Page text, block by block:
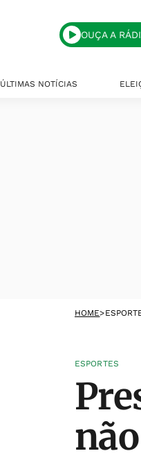
OUÇA A
ÚLTIMAS NOTÍCIAS
HOME>
ESPORTES